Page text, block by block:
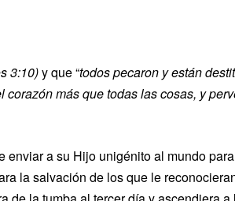
3:10)y que “todos pecaron y están
corazón más que todas las cosas, y
a su Hijo unigénito al mundo
la salvación de los que le